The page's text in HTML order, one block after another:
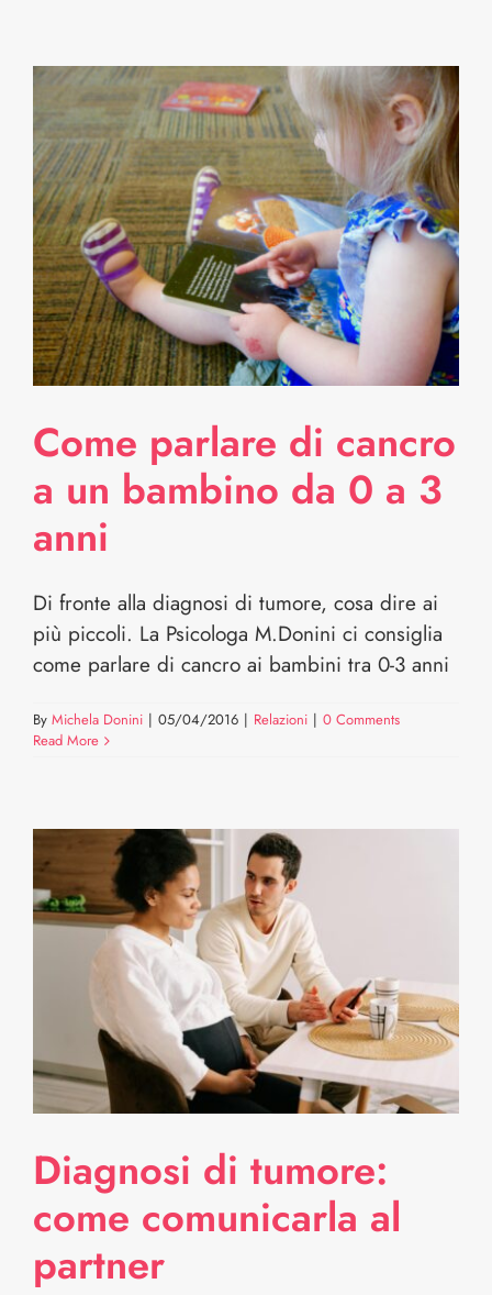
Come parlare di cancro
a un bambino da 0 a 3
anni
Di fronte alla diagnosi di tumore, cosa dire ai
più piccoli. La Psicologa M.Donini ci consiglia
come parlare di cancro ai bambini tra 0-3 anni
By Michela Donini | 05/04/2016 | Relazioni | 0 Comments
Read More
Diagnosi di tumore:
come comunicarla al
partner